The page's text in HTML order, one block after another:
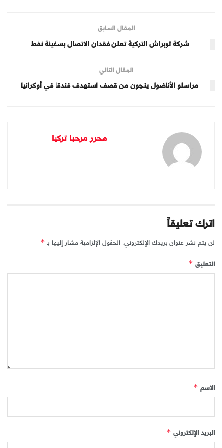
المقال السابق
شركة توبراش التركية تعلن فقدان الاتصال بسفينة نفط
المقال التالي
مراسلو الأناضول ينجون من قصف استهدف فندقا في أوكرانيا
محرر مرحبا تركيا
اترك تعليقاً
لن يتم نشر عنوان بريدك الإلكتروني. الحقول الإلزامية مشار إليها بـ *
التعليق *
الاسم *
البريد الإلكتروني *